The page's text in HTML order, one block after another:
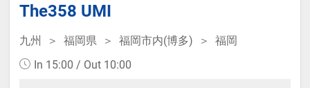
The358 UMI
九州 福岡県 福岡市内(博多)
福岡
In 15:00 / Out 10:00